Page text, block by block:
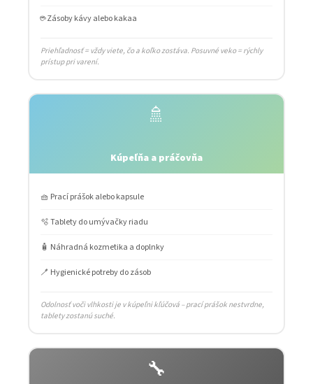
☕ Zásoby kávy alebo kakaa
Priehľadnosť = vždy viete, čo a koľko zostáva. Posuvné veko = rýchly
prístup pri varení.
🚿
Kúpeľňa a práčovňa
🧺 Prací prášok alebo kapsule
🫧 Tablety do umývačky riadu
🧴 Náhradná kozmetika a doplnky
🪥 Hygienické potreby do zásob
Odolnosť voči vlhkosti je v kúpeľni kľúčová – prací prášok nestvrdne,
tablety zostanú suché.
🔧